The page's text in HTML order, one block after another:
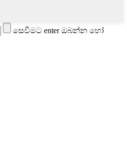
සෙවීමට enter ඔබන්න හෝ